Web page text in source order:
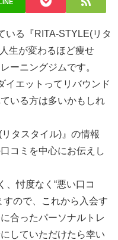
いる『RITA-STYLE(リタ
生が変わるほど痩せ
ーニングジムです。
イエットってリバウンド
いる方は多いかもしれ
タスタイル)』の情報
コミを中心にお伝えし
、忖度なく“悪い口コ
すので、これから入会す
合ったパーソナルトレ
していただけたら幸い